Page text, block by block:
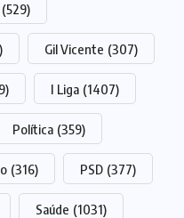
(529)
Gil Vicente (307)
I Liga (1407)
Política (359)
(316) PSD (377)
Saúde (1031)